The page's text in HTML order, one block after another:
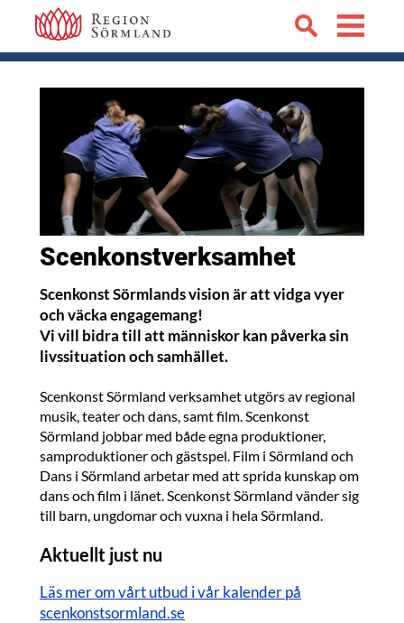
Scenkonstverksamhet
Scenkonst Sörmlands vision är att vidga vyer
och väcka engagemang!
Vi vill bidra till att människor kan påverka sin
livssituation och samhället.
Scenkonst Sörmland verksamhet utgörs av regional
musik, teater och dans, samt film. Scenkonst
Sörmland jobbar med både egna produktioner,
samproduktioner och gästspel. Film i Sörmland och
Dans i Sörmland arbetar med att sprida kunskap om
dans och film i länet. Scenkonst Sörmland vänder sig
till barn, ungdomar och vuxna i hela Sörmland.
Aktuellt just nu
Läs mer om vårt utbud i vår kalender på
scenkonstsormland.se